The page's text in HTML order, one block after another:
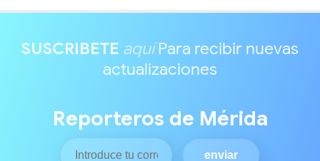
SUSCRIBETE aquíPara recibir nuevas
actualizaciones
Reporteros de Mérida